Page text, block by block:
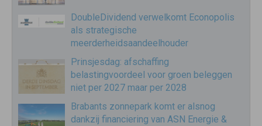
DoubleDividend verwelkomt Econopolis
als strategische
meerderheidsaandeelhouder
Prinsjesdag: afschaffing
belastingvoordeel voor groen beleggen
niet per 2027 maar per 2028
Brabants zonnepark komt er alsnog
dankzij financiering van ASN Energie &